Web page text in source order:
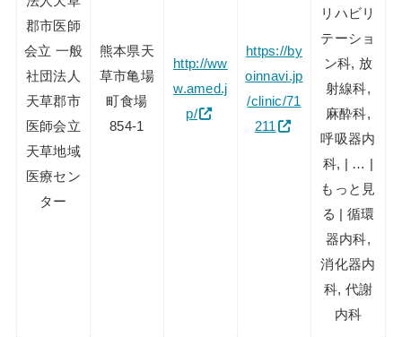
郡市医師
会立 一般
社団法人
天草郡市
医師会立
天草地域
医療セン
ター
熊本県天
草市亀場
町食場
854-1
http://ww
w.amed.j
p/
https://by
oinnavi.jp
/clinic/71
211
リハビリ
テーショ
ン科, 放
射線科,
麻酔科,
呼吸器内
科, | … |
もっと見
る | 循環
器内科,
消化器内
科, 代謝
内科